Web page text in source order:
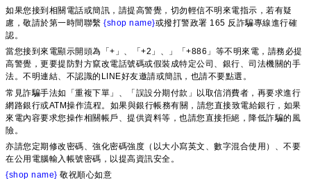
如果您接到相關電話或簡訊，請提高警覺，切勿輕信不明來電指示，若有疑
慮，敬請於第一時間聯繫 {shop name}或撥打警政署 165 反詐騙專線進行確
認。
當您接到來電顯示開頭為「+」、「+2」、」「+886」等不明來電，請務必提
高警覺，更要提防對方竄改電話號碼或假裝成特定公司、銀行、司法機關的手
法。不明連結、不認識的LINE好友邀請或簡訊，也請不要點選。
常見詐騙手法如「重複下單」、「誤設分期付款」以取信消費者，再要求進行
網路銀行或ATM操作流程。如果與銀行帳務有關，請您直接致電給銀行，如果
來電內容要求您操作相關帳戶、提供資料等，也請您直接拒絕，降低詐騙的風
險。
亦請您定期修改密碼、強化密碼強度（以大小寫英文、數字混合使用）、不要
在公用電腦輸入帳號密碼，以提高資訊安全。
{shop name} 敬祝順心如意